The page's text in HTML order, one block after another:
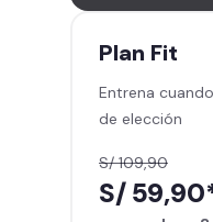
(+2.000)
de peso
Máquinas,
Clases
Smart Fit
Plan Fit
Entrena
de elección
S/ 109,90
S/